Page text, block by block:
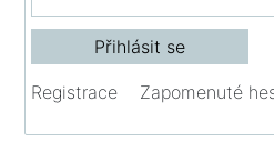
Registrace Zapomenuté